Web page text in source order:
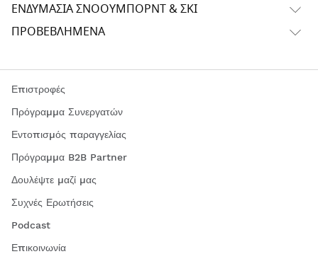
ΕΝΔΥΜΑΣΊΑ ΣΝΌΟΥΜΠΟΡΝΤ & ΣΚΙ
ΠΡΟΒΕΒΛΗΜΈΝΑ
Επιστροφές
Πρόγραμμα Συνεργατών
Εντοπισμός παραγγελίας
Πρόγραμμα B2B Partner
Δουλέψτε μαζί μας
Συχνές Ερωτήσεις
Podcast
Επικοινωνία